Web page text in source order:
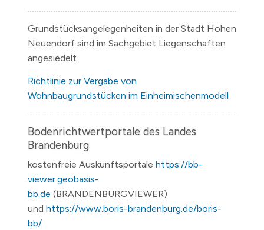
Grundstücksangelegenheiten in der Stadt Hohen
Neuendorf sind im Sachgebiet Liegenschaften
angesiedelt.
Richtlinie zur Vergabe von
Wohnbaugrundstücken im Einheimischenmodell
Bodenrichtwertportale des Landes
Brandenburg
kostenfreie Auskunftsportale https://bb-
viewer.geobasis-
bb.de (BRANDENBURGVIEWER)
und https://www.boris-brandenburg.de/boris-
bb/